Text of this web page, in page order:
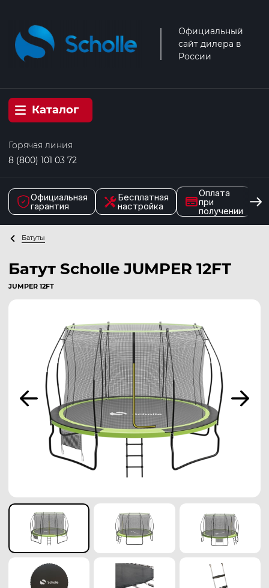
Официальный
сайт дилера в
России
Каталог
Горячая линия
8 (800) 101 03 72
Официальная
гарантия
Бесплатная
настройка
Оплата
при
получении
Батуты
Батут Scholle JUMPER 12FT
JUMPER 12FT